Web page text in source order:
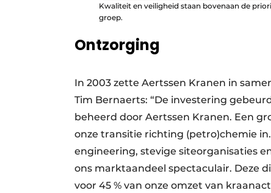
Kwaliteit en veiligheid staan bovenaan de
groep.
Ontzorging
In 2003 zette Aertssen Kranen in
Tim Bernaerts: “De investering
beheerd door Aertssen Kranen. Een
onze transitie richting (petro)chemie
engineering, stevige siteorganisaties
ons marktaandeel spectaculair. Deze
voor 45 % van onze omzet van